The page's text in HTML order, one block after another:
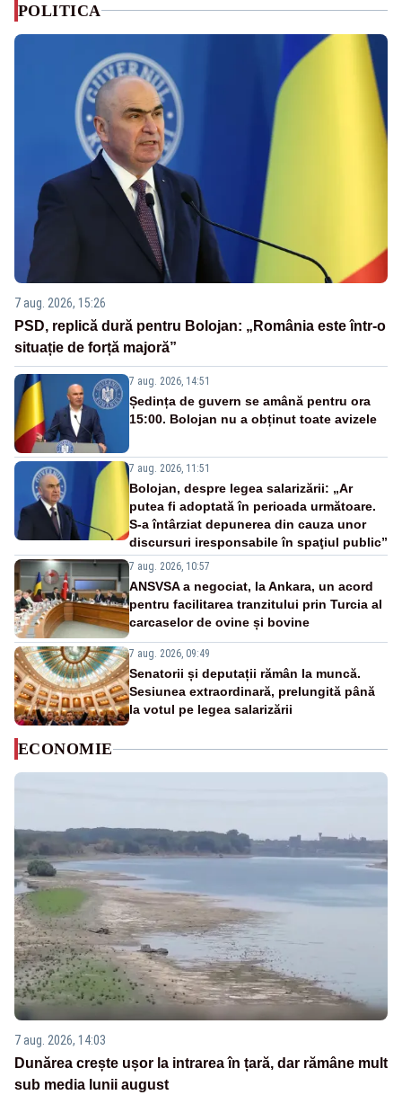
POLITICA
7 aug. 2026, 15:26
PSD, replică dură pentru Bolojan: „România este într-o
situație de forță majoră”
7 aug. 2026, 14:51
Ședința de guvern se amână pentru ora
15:00. Bolojan nu a obținut toate avizele
7 aug. 2026, 11:51
Bolojan, despre legea salarizării: „Ar
putea fi adoptată în perioada următoare.
S-a întârziat depunerea din cauza unor
discursuri iresponsabile în spaţiul public”
7 aug. 2026, 10:57
ANSVSA a negociat, la Ankara, un acord
pentru facilitarea tranzitului prin Turcia al
carcaselor de ovine și bovine
7 aug. 2026, 09:49
Senatorii și deputații rămân la muncă.
Sesiunea extraordinară, prelungită până
la votul pe legea salarizării
ECONOMIE
7 aug. 2026, 14:03
Dunărea crește ușor la intrarea în țară, dar rămâne mult
sub media lunii august